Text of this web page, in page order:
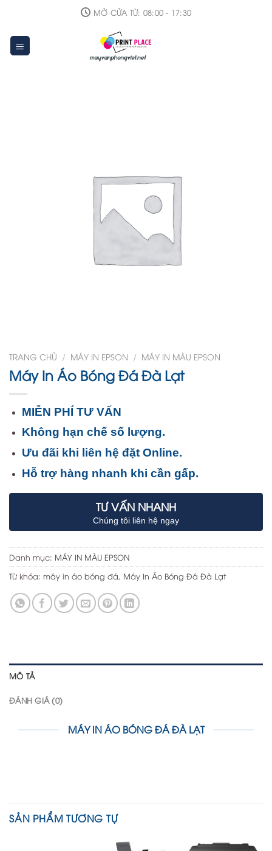
content
MỞ CỬA TỪ: 08:00 - 17:30
TRANG CHỦ / MÁY IN EPSON / MÁY IN MÀU EPSON
Máy In Áo Bóng Đá Đà Lạt
MIỄN PHÍ TƯ VẤN
Không hạn chế số lượng.
Ưu đãi khi liên hệ đặt Online.
Hỗ trợ hàng nhanh khi cần gấp.
TƯ VẤN NHANH
Chúng tôi liên hệ ngay
Danh mục: MÁY IN MÀU EPSON
Từ khóa: máy in áo bóng đá, Máy In Áo Bóng Đá Đà Lạt
MÔ TẢ
ĐÁNH GIÁ (0)
MÁY IN ÁO BÓNG ĐÁ ĐÀ LẠT
SẢN PHẨM TƯƠNG TỰ